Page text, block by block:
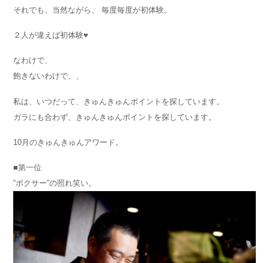
それでも、当然ながら、 毎度毎度が初体験。
２人が違えば初体験♥
なわけで、
飽きないわけで、、
私は、いつだって、きゅんきゅんポイントを探しています。
ガラにも合わず、きゅんきゅんポイントを探しています。
10月のきゅんきゅんアワード。
■第一位
“ボクサー”の照れ笑い。